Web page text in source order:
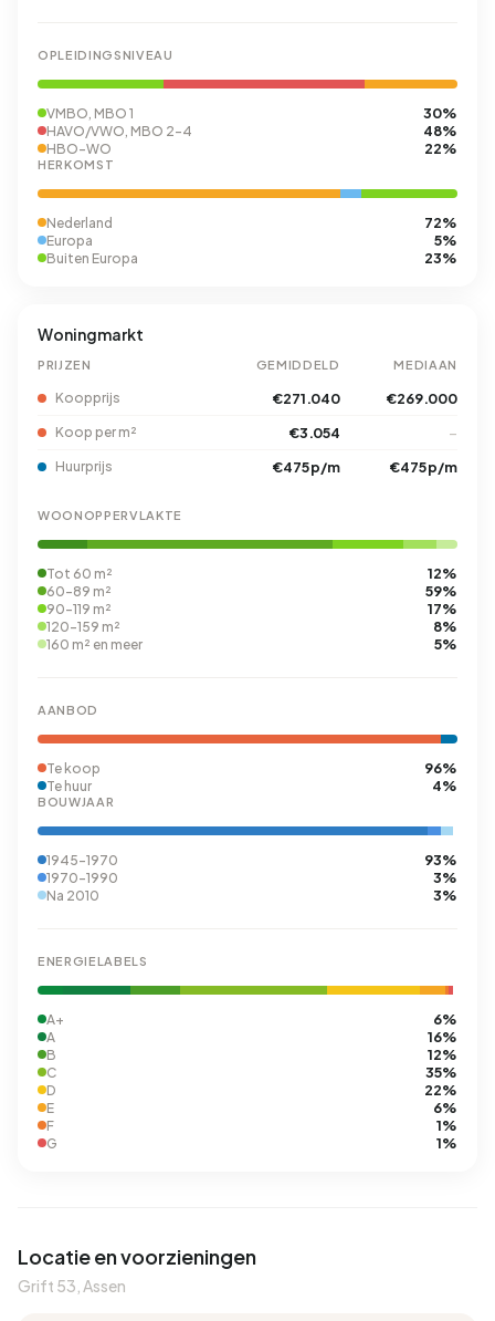
OPLEIDINGSNIVEAU
VMBO, MBO 1 30%
HAVO/VWO, MBO 2-4 48%
HBO-WO 22%
HERKOMST
Nederland 72%
Europa 5%
Buiten Europa 23%
Woningmarkt
PRIJZEN GEMIDDELD MEDIAAN
Koopprijs €271.040 €269.000
Koop per m² €3.054 –
Huurprijs €475 p/m €475 p/m
WOONOPPERVLAKTE
Tot 60 m² 12%
60-89 m² 59%
90-119 m² 17%
120-159 m² 8%
160 m² en meer 5%
AANBOD
Te koop 96%
Te huur 4%
BOUWJAAR
1945-1970 93%
1970-1990 3%
Na 2010 3%
ENERGIELABELS
A+ 6%
A 16%
B 12%
C 35%
D 22%
E 6%
F 1%
G 1%
Locatie en voorzieningen
Grift 53, Assen